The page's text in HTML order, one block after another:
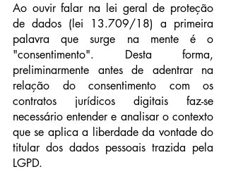
Ao ouvir falar na lei geral de proteção
de dados (lei 13.709/18) a primeira
palavra que surge na mente é o
"consentimento". Desta forma,
preliminarmente antes de adentrar na
relação do consentimento com os
contratos jurídicos digitais faz-se
necessário entender e analisar o contexto
que se aplica a liberdade da vontade do
titular dos dados pessoais trazida pela
LGPD.